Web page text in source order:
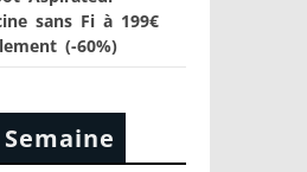
sans Fi à 199€
(-60%)